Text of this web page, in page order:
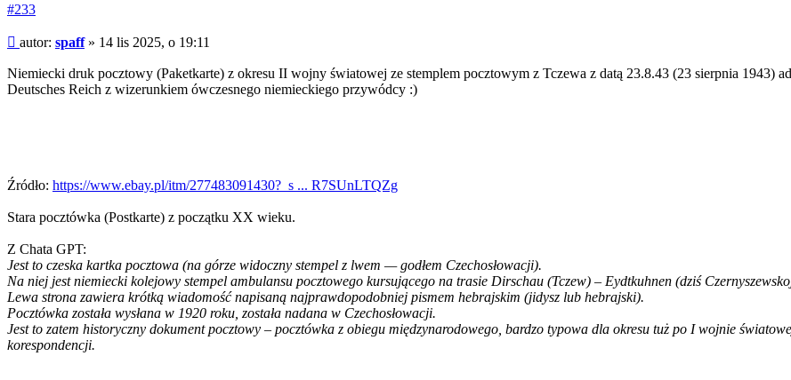
#233
Post
autor: spaff» 14 lis 2025, o 19:11
Niemiecki druk pocztowy (Paketkarte) z okresu II wojny światowej ze stemplem pocztowym z Tczewa z datą 23.8.43 (23 sierpnia 1943)
Deutsches Reich z wizerunkiem ówczesnego niemieckiego przywódcy :)
Źródło: https://www.ebay.pl/itm/277483091430?_s ... R7SUnLTQZg
Stara pocztówka (Postkarte) z początku XX wieku.
Z Chata GPT:
Jest to czeska kartka pocztowa (na górze widoczny stempel z lwem — godłem Czechosłowacji).
Na niej jest niemiecki kolejowy stempel ambulansu pocztowego kursującego na trasie Dirschau (Tczew) – Eydtkuhnen (dziś
Lewa strona zawiera krótką wiadomość napisaną najprawdopodobniej pismem hebrajskim (jidysz lub hebrajski).
Pocztówka została wysłana w 1920 roku, została nadana w Czechosłowacji.
Jest to zatem historyczny dokument pocztowy – pocztówka z obiegu międzynarodowego, bardzo typowa dla okresu tuż po I wojnie
korespondencji.